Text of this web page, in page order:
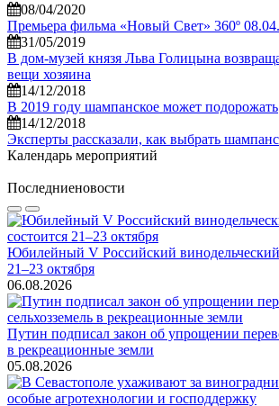
08/04/2020
Премьера фильма «Новый Свет» 360º
31/05/2019
В дом-музей князя Льва Голицына
вещи хозяина
14/12/2018
В 2019 году шампанское может подорожать
14/12/2018
Эксперты рассказали, как выбрать
Календарь мероприятий
Последниеновости
Юбилейный V Российский
21–23 октября
06.08.2026
Путин подписал закон об упрощении
в рекреационные земли
05.08.2026